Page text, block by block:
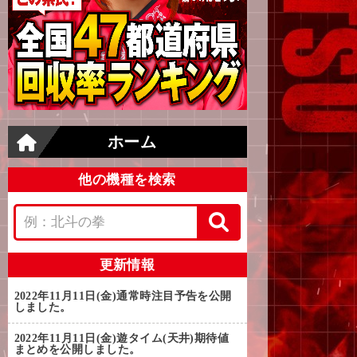
ホーム
他の機種を検索
更新情報
2022年11月11日(金)通常時注目予告を公開
しました。
2022年11月11日(金)遊タイム(天井)期待値
まとめを公開しました。